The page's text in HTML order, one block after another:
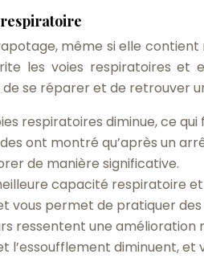
même si elle
les voies respiratoires et
se réparer et de retrouver
respiratoires diminue, ce
ont montré qu’après un
de manière significative.
capacité respiratoire
vous permet de pratiquer
ressentent une amélioration
l’essoufflement diminuent,